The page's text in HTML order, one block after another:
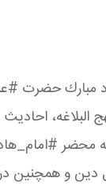
مبارك حضرت
البلاغه،
محضر
دین و همچنین